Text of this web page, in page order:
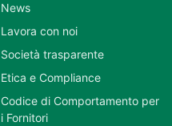
News
Lavora con noi
Società trasparente
Etica e Compliance
Codice di Comportamento per
i Fornitori